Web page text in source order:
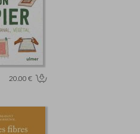
20.00 €